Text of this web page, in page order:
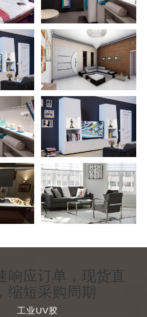
响应订单，现货直
缩短采购周期
工业UV胶